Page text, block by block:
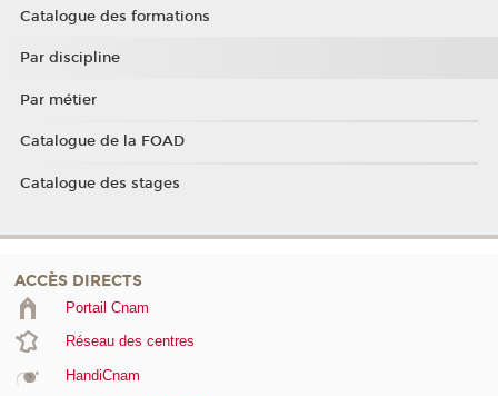
Catalogue des formations
Par discipline
Par métier
Catalogue de la FOAD
Catalogue des stages
ACCÈS DIRECTS
Portail Cnam
Réseau des centres
HandiCnam